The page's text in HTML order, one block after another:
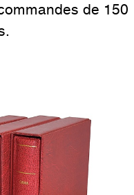
de 150